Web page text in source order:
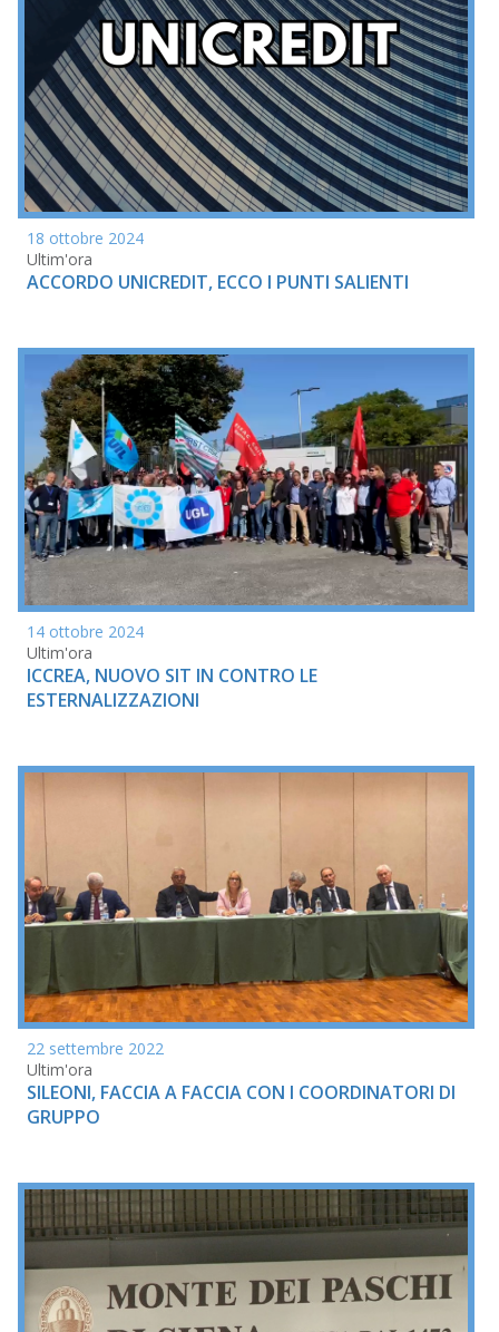
18 ottobre 2024
Ultim'ora
ACCORDO UNICREDIT, ECCO I PUNTI SALIENTI
14 ottobre 2024
Ultim'ora
ICCREA, NUOVO SIT IN CONTRO LE
ESTERNALIZZAZIONI
22 settembre 2022
Ultim'ora
SILEONI, FACCIA A FACCIA CON I COORDINATORI DI
GRUPPO